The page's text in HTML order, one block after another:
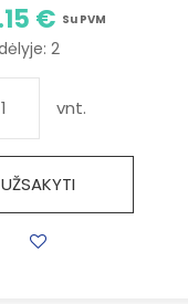
€ Su PVM
2
vnt.
UŽSAKYTI